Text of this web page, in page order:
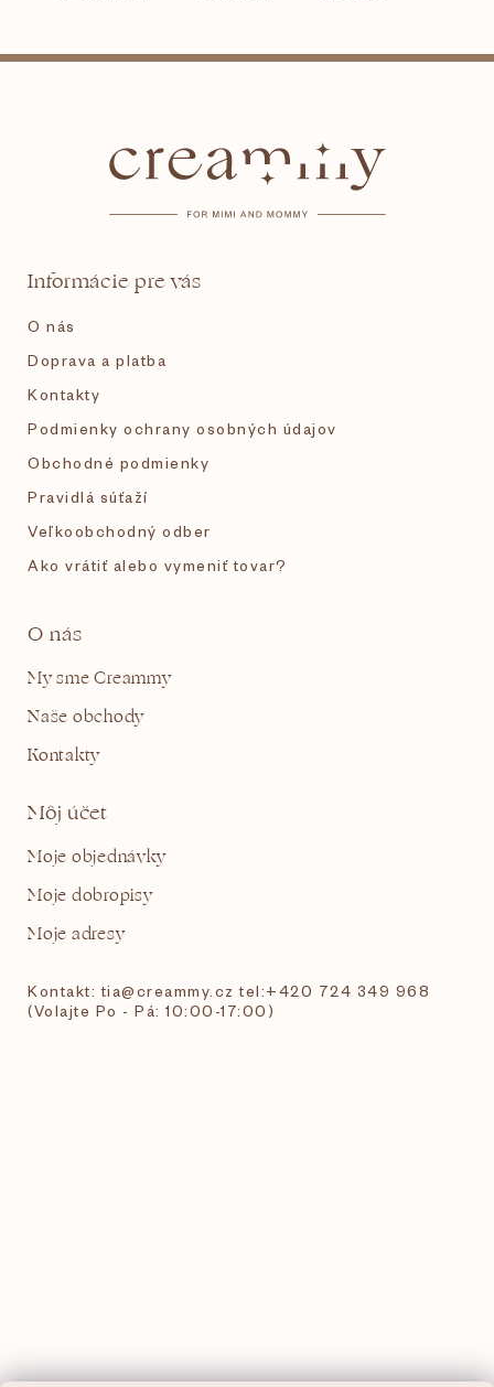
Informácie pre vás
O nás
Doprava a platba
Kontakty
Podmienky ochrany osobných údajov
Obchodné podmienky
Pravidlá súťaží
Veľkoobchodný odber
Ako vrátiť alebo vymeniť tovar?
O nás
My sme Creammy
Naše obchody
Kontakty
Môj účet
Moje objednávky
Moje dobropisy
Moje adresy
Kontakt: tia@creammy.cz tel:+420 724 349 968
(Volajte Po - Pá: 10:00-17:00)